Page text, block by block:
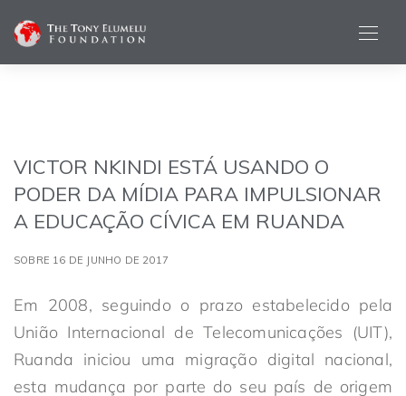
VICTOR NKINDI ESTÁ USANDO O
PODER DA MÍDIA PARA IMPULSIONAR
A EDUCAÇÃO CÍVICA EM RUANDA
SOBRE 16 DE JUNHO DE 2017
Em 2008, seguindo o prazo estabelecido pela
União Internacional de Telecomunicações (UIT),
Ruanda iniciou uma migração digital nacional,
esta mudança por parte do seu país de origem